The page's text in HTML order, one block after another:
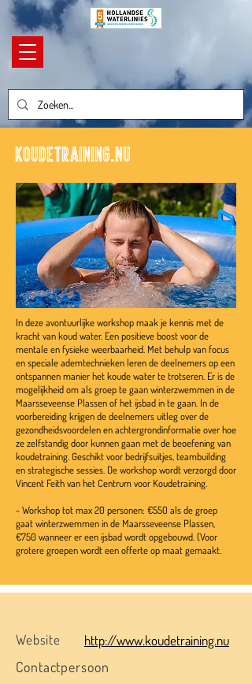
Koudetraining.nu
In deze avontuurlijke workshop maak je kennis met de
kracht van koud water. Een positieve boost voor de
mentale en fysieke weerbaarheid. Met behulp van focus
en speciale ademtechnieken leren de deelnemers op een
ontspannen manier het koude water te trotseren. Er is de
mogelijkheid om als groep te gaan winterzwemmen in de
Maarsseveense Plassen of het ijsbad in te gaan. In de
voorbereiding krijgen de deelnemers uitleg over de
gezondheidsvoordelen en achtergrondinformatie over hoe
ze zelfstandig door kunnen gaan met de beoefening van
koudetraining. Geschikt voor bedrijfsuitjes, teambuilding
en strategische sessies. De workshop wordt verzorgd door
Vincent Feith van het Centrum voor Koudetraining.
- Workshop tot max 20 personen: €550 als de groep
gaat winterzwemmen in de Maarsseveense Plassen,
€750 wanneer er een ijsbad wordt opgebouwd. (Voor
grotere groepen wordt een offerte op maat gemaakt.
Website http://www.koudetraining.nu
Contactpersoon